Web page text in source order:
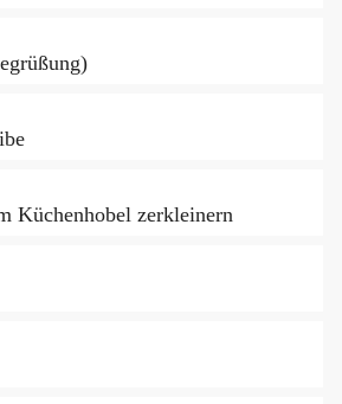
Küchenhobel zerkleinern